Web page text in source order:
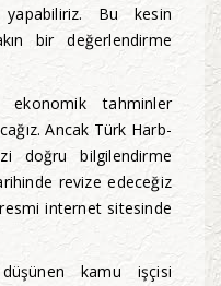
Bu kesin
bir değerlendirme
ekonomik tahminler
Ancak Türk Harb-
doğru bilgilendirme
revize edeceğiz
internet sitesinde
kamu işçisi